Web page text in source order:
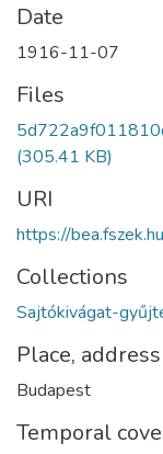
Date
1916-11-07
Files
(305.41 KB)
URI
https://
Collections
Sajtókivágat-
Place, address
Budapest
Temporal